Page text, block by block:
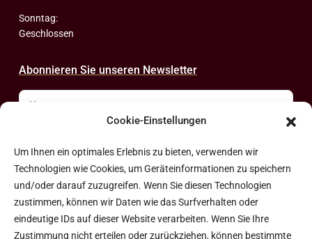
Cookie-Einstellungen
Um Ihnen ein optimales Erlebnis zu bieten, verwenden wir
Technologien wie Cookies, um Geräteinformationen zu speichern
und/oder darauf zuzugreifen. Wenn Sie diesen Technologien
zustimmen, können wir Daten wie das Surfverhalten oder
eindeutige IDs auf dieser Website verarbeiten. Wenn Sie Ihre
Zustimmung nicht erteilen oder zurückziehen, können bestimmte
Sonntag:
Geschlossen
Abonnieren Sie unseren Newsletter
Ich möchte mich für Ihren Newsletter anmelden*
Ich bin mit den Datenschutzbestimmungen
Absenden